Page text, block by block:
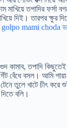
তপাদির ফর্সা
দিই। তারপর ক্ষুর
mami choda ডগি
কামাব, তপাদি
বেঁধে বসল। আমি
তুলে খাটে চীৎ করে
বলি।